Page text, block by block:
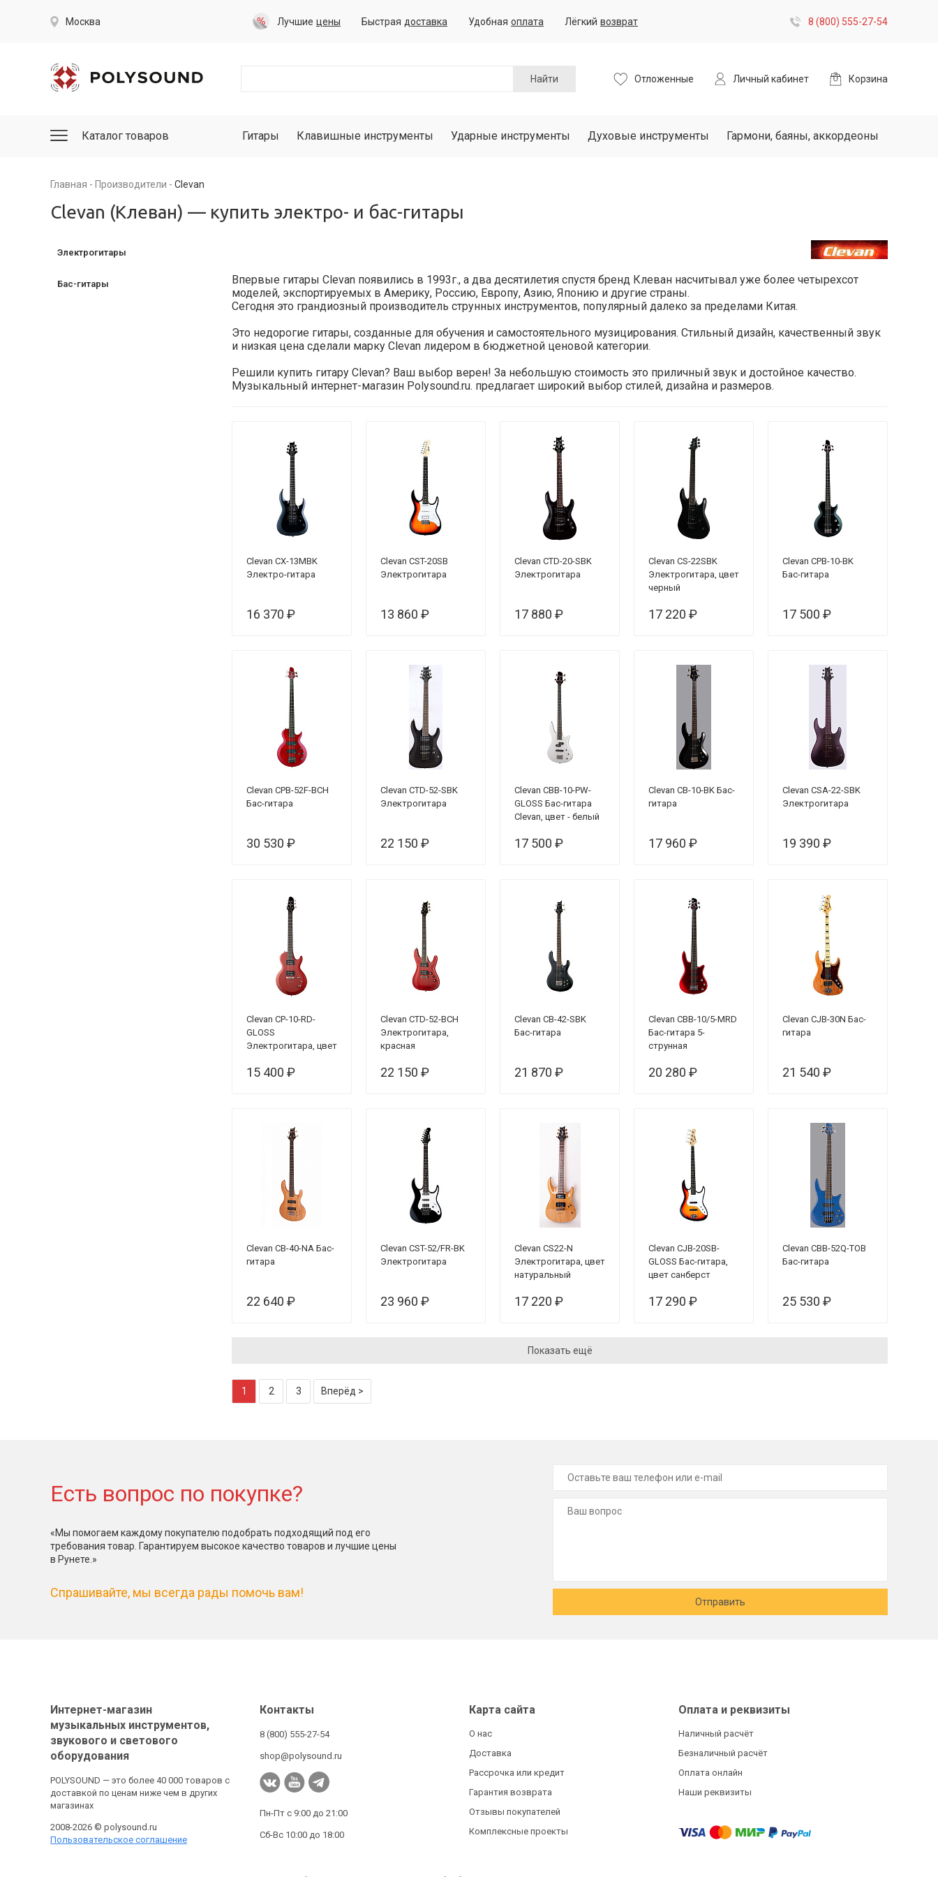
Москва Лучшие цены Быстрая доставка Удобная оплата Лёгкий возврат 8 (800) 555-27-54
Найти Отложенные Личный кабинет Корзина
Каталог товаров Гитары Клавишные инструменты Ударные инструменты Духовые инструменты Гармони, баяны, аккордеоны
Главная Производители Clevan
Clevan (Клеван) — купить электро- и бас-гитары
Электрогитары
Бас-гитары
Впервые гитары Clevan появились в 1993г., а два десятилетия спустя бренд Клеван насчитывал уже более четырехсот
моделей, экспортируемых в Америку, Россию, Европу, Азию, Японию и другие страны.
Сегодня это грандиозный производитель струнных инструментов, популярный далеко за пределами Китая.
Это недорогие гитары, созданные для обучения и самостоятельного музицирования. Стильный дизайн, качественный звук
и низкая цена сделали марку Clevan лидером в бюджетной ценовой категории.
Решили купить гитару Clevan? Ваш выбор верен! За небольшую стоимость это приличный звук и достойное качество.
Музыкальный интернет-магазин Polysound.ru. предлагает широкий выбор стилей, дизайна и размеров.
Clevan CX-13MBK
Электро-гитара
16 370 ₽
Clevan CST-20SB
Электрогитара
13 860 ₽
Clevan CTD-20-SBK
Электрогитара
17 880 ₽
Clevan CS-22SBK
Электрогитара, цвет
черный
17 220 ₽
Clevan CPB-10-BK
Бас-гитара
17 500 ₽
Clevan CPB-52F-BCH
Бас-гитара
30 530 ₽
Clevan CTD-52-SBK
Электрогитара
22 150 ₽
Clevan CBB-10-PW-
GLOSS Бас-гитара
Clevan, цвет - белый
17 500 ₽
Clevan CB-10-BK Бас-
гитара
17 960 ₽
Clevan CSA-22-SBK
Электрогитара
19 390 ₽
Clevan CP-10-RD-
GLOSS
Электрогитара, цвет
15 400 ₽
Clevan CTD-52-BCH
Электрогитара,
красная
22 150 ₽
Clevan CB-42-SBK
Бас-гитара
21 870 ₽
Clevan CBB-10/5-MRD
Бас-гитара 5-
струнная
20 280 ₽
Clevan CJB-30N Бас-
гитара
21 540 ₽
Clevan CB-40-NA Бас-
гитара
22 640 ₽
Clevan CST-52/FR-BK
Электрогитара
23 960 ₽
Clevan CS22-N
Электрогитара, цвет
натуральный
17 220 ₽
Clevan CJB-20SB-
GLOSS Бас-гитара,
цвет санберст
17 290 ₽
Clevan CBB-52Q-TOB
Бас-гитара
25 530 ₽
Показать ещё
1 2 3 Вперёд >
Есть вопрос по покупке?
«Мы помогаем каждому покупателю подобрать подходящий под его
требования товар. Гарантируем высокое качество товаров и лучшие цены
в Рунете.»
Спрашивайте, мы всегда рады помочь вам!
Отправить
Интернет-магазин
музыкальных инструментов,
звукового и светового
оборудования
POLYSOUND — это более 40 000 товаров с
доставкой по ценам ниже чем в других
магазинах
2008-2026 © polysound.ru
Пользовательское соглашение
Контакты
8 (800) 555-27-54
shop@polysound.ru
Пн-Пт с 9:00 до 21:00
Сб-Вс 10:00 до 18:00
Карта сайта
О нас
Доставка
Рассрочка или кредит
Гарантия возврата
Отзывы покупателей
Комплексные проекты
Оплата и реквизиты
Наличный расчёт
Безналичный расчёт
Оплата онлайн
Наши реквизиты